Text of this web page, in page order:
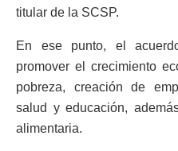
titular de la SCSP.
En ese punto, el
promover el crecimiento
pobreza, creación de
salud y educación,
alimentaria.